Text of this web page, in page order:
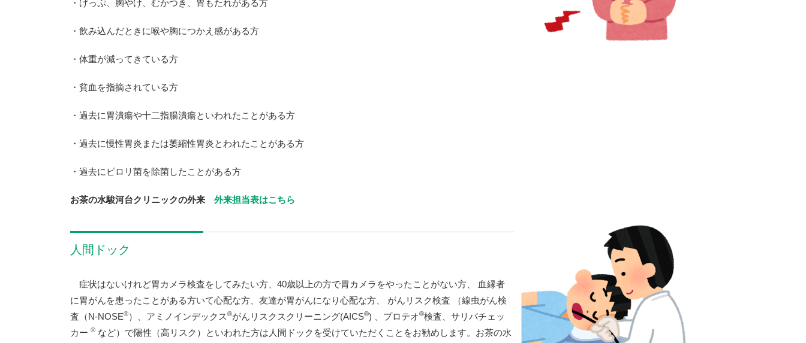
・げっぷ、胸やけ、むかつき、胃もたれがある方
・飲み込んだときに喉や胸につかえ感がある方
・体重が減ってきている方
・貧血を指摘されている方
・過去に胃潰瘍や十二指腸潰瘍といわれたことがある方
・過去に慢性胃炎または萎縮性胃炎とわれたことがある方
・過去にピロリ菌を除菌したことがある方
お茶の水駿河台クリニックの外来 外来担当表はこちら
人間ドック
症状はないけれど胃カメラ検査をしてみたい方、40歳以上の方で胃カメラをやったことがない方、 血縁者
に胃がんを患ったことがある方いて心配な方、友達が胃がんになり心配な方、 がんリスク検査 （線虫がん検
査（N-NOSE®）、アミノインデックス®がんリスクスクリーニング(AICS®) 、プロテオ®検査、サリバチェッ
カー ® など）で陽性（高リスク）といわれた方は人間ドックを受けていただくことをお勧めします。お茶の水